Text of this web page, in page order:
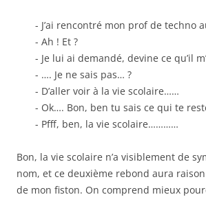
J’ai rencontré mon prof de techno
Ah ! Et ?
Je lui ai demandé, devine ce qu’il
…. Je ne sais pas… ?
D’aller voir à la vie scolaire……
Ok…. Bon, ben tu sais ce qui te
Pfff, ben, la vie scolaire…………
Bon, la vie scolaire n’a visiblement de
nom, et ce deuxième rebond aura
de mon fiston. On comprend mieux